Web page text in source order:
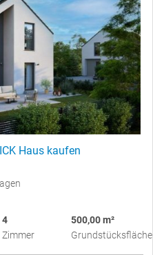
Haus kaufen
4
Zimmer
500,00 m²
Grundstücksfläche